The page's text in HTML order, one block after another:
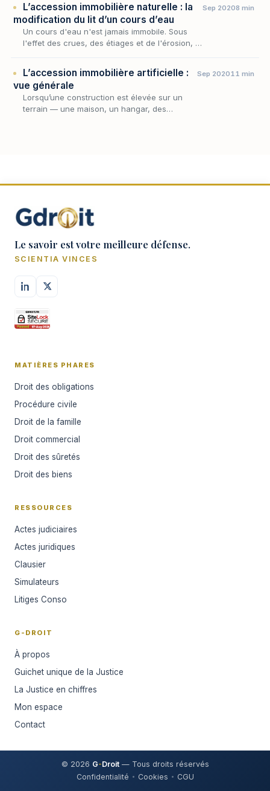
a…
L’accession immobilière naturelle : la
modification du lit d’un cours d’eau
Un cours d'eau n'est jamais immobile. Sous
l'effet des crues, des étiages et de l'érosion, il
Sep 20208 min
L’accession immobilière artificielle :
vue générale
Lorsqu’une construction est élevée sur un
terrain — une maison, un hangar, des
Sep 202011 min
Le savoir est votre meilleure défense.
SCIENTIA VINCES
MATIÈRES PHARES
Droit des obligations
Procédure civile
Droit de la famille
Droit commercial
Droit des sûretés
Droit des biens
RESSOURCES
Actes judiciaires
Actes juridiques
Clausier
Simulateurs
Litiges Conso
G-DROIT
À propos
Guichet unique de la Justice
La Justice en chiffres
Mon espace
Contact
© 2026 G-Droit— Tous droits réservés
Confidentialité
Cookies CGU